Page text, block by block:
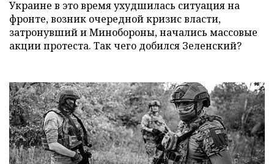
Украине в это время ухудшилась ситуация на
фронте, возник очередной кризис власти,
затронувший и Минобороны, начались массовые
акции протеста. Так чего добился Зеленский?